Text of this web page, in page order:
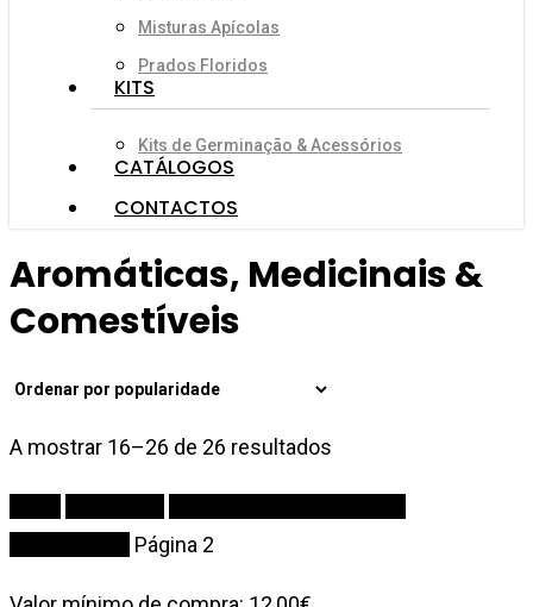
Misturas Apícolas
Prados Floridos
KITS
Kits de Germinação & Acessórios
CATÁLOGOS
CONTACTOS
Aromáticas, Medicinais &
Comestíveis
A mostrar 16–26 de 26 resultados
popularidade
Página 2